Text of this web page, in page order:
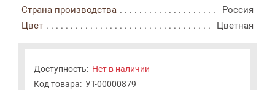
Страна производства
Россия
Цвет
Цветная
Доступность: Нет в наличии
Код товара: УТ-00000879